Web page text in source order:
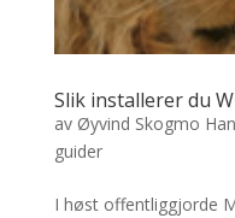
Slik installerer du
av Øyvind Skogmo
guider
I høst offentliggjorde